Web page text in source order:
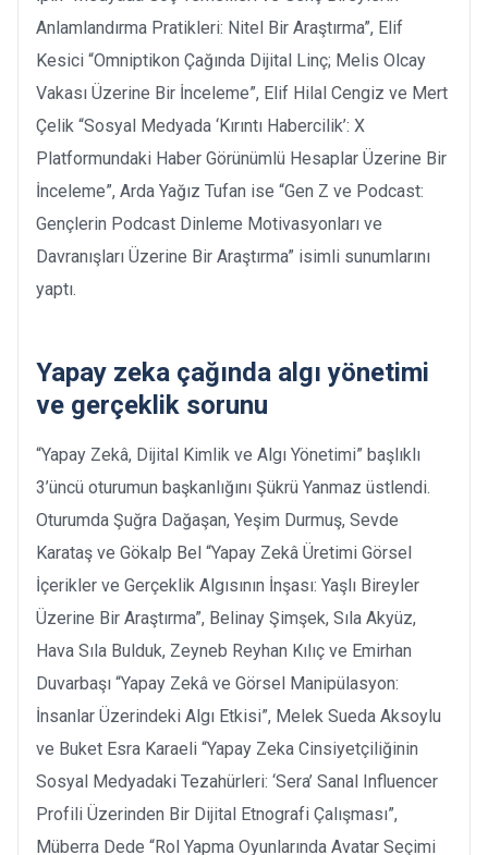
Anlamlandırma Pratikleri: Nitel Bir Araştırma”, Elif
Kesici “Omniptikon Çağında Dijital Linç; Melis Olcay
Vakası Üzerine Bir İnceleme”, Elif Hilal Cengiz ve Mert
Çelik “Sosyal Medyada ‘Kırıntı Habercilik’: X
Platformundaki Haber Görünümlü Hesaplar Üzerine Bir
İnceleme”, Arda Yağız Tufan ise “Gen Z ve Podcast:
Gençlerin Podcast Dinleme Motivasyonları ve
Davranışları Üzerine Bir Araştırma” isimli sunumlarını
yaptı.
Yapay zeka çağında algı yönetimi
ve gerçeklik sorunu
“Yapay Zekâ, Dijital Kimlik ve Algı Yönetimi” başlıklı
3’üncü oturumun başkanlığını Şükrü Yanmaz üstlendi.
Oturumda Şuğra Dağaşan, Yeşim Durmuş, Sevde
Karataş ve Gökalp Bel “Yapay Zekâ Üretimi Görsel
İçerikler ve Gerçeklik Algısının İnşası: Yaşlı Bireyler
Üzerine Bir Araştırma”, Belinay Şimşek, Sıla Akyüz,
Hava Sıla Bulduk, Zeyneb Reyhan Kılıç ve Emirhan
Duvarbaşı “Yapay Zekâ ve Görsel Manipülasyon:
İnsanlar Üzerindeki Algı Etkisi”, Melek Sueda Aksoylu
ve Buket Esra Karaeli “Yapay Zeka Cinsiyetçiliğinin
Sosyal Medyadaki Tezahürleri: ‘Sera’ Sanal Influencer
Profili Üzerinden Bir Dijital Etnografi Çalışması”,
Müberra Dede “Rol Yapma Oyunlarında Avatar Seçimi